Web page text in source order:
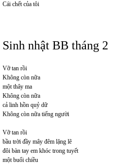
Cái chết của tôi
Sinh nhật BB tháng 2
Vỡ tan rồi
Không còn nữa
một thây ma
Không còn nữa
cả linh hồn quỷ dữ
Không còn nữa tiếng người
Vỡ tan rồi
bầu trời đầy mây đêm lặng lẽ
đôi bàn tay em khóc trong tuyết
một buổi chiều